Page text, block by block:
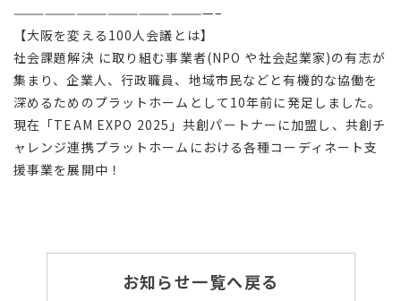
———————————————————–
【大阪を変える100人会議とは】
社会課題解決 に取り組む事業者(NPO や社会起業家)の有志が
集まり、企業人、行政職員、地域市民などと有機的な協働を
深めるためのプラットホームとして 10年前に発足しました。
現在「TEAM EXPO 2025 」共創パートナーに加盟し、共創チ
ャレンジ連携プラットホームにおける各種コーディネート支
援事業を展開中！
お知らせ一覧へ戻る